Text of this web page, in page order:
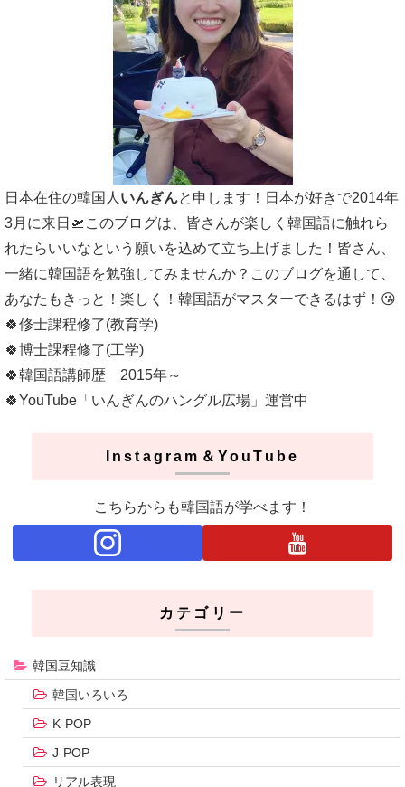
日本在住の韓国人 いんぎんと申します！日本が好きで2014年
3月に来日🛫このブログは、皆さんが楽しく韓国語に触れら
れたらいいなという願いを込めて立ち上げました！皆さん、
一緒に韓国語を勉強してみませんか？このブログを通して、
あなたもきっと！楽しく！韓国語がマスターできるはず！😘
🍀修士課程修了(教育学)
🍀博士課程修了(工学)
🍀韓国語講師歴 2015年～
🍀YouTube「いんぎんのハングル広場」運営中
Instagram＆YouTube
こちらからも韓国語が学べます！
カテゴリー
韓国豆知識
韓国いろいろ
K-POP
J-POP
リアル表現